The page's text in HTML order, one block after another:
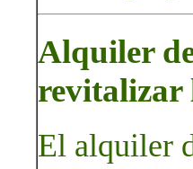
Alquiler
revitalizar
El alquiler